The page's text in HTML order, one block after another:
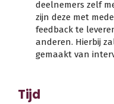
deelnemers zelf
zijn deze met
feedback te
anderen. Hierbij
gemaakt van
Tijd